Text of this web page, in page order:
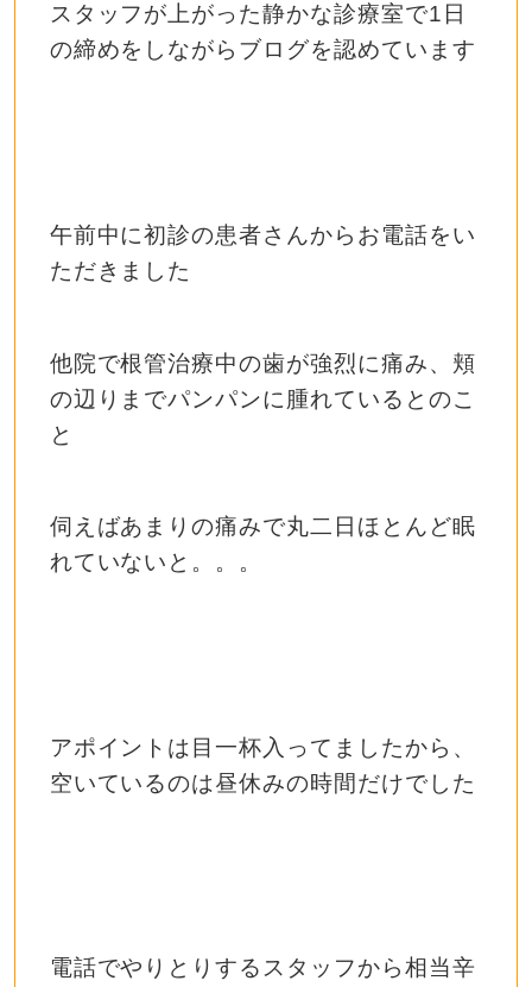
スタッフが上がった静かな診療室で1日
の締めをしながらブログを認めています
午前中に初診の患者さんからお電話をい
ただきました
他院で根管治療中の歯が強烈に痛み、頬
の辺りまでパンパンに腫れているとのこ
と
伺えばあまりの痛みで丸二日ほとんど眠
れていないと。。。
アポイントは目一杯入ってましたから、
空いているのは昼休みの時間だけでした
電話でやりとりするスタッフから相当辛